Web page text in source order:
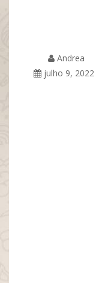
Andrea
julho 9, 2022